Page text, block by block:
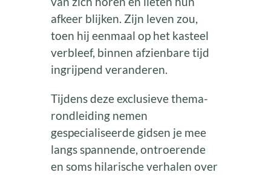
afkeer blijken. Zijn leven zou,
toen hij eenmaal op het kasteel
verbleef, binnen afzienbare tijd
ingrijpend veranderen.
Tijdens deze exclusieve thema-
rondleiding nemen
gespecialiseerde gidsen je mee
langs spannende, ontroerende
en soms hilarische verhalen over